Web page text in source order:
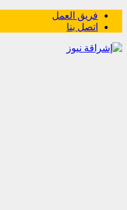
فريق العمل
اتصل بنا